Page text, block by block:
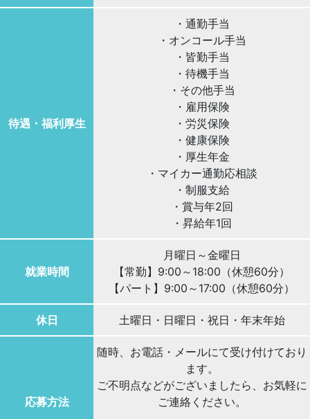
待遇・福利厚生
・通勤手当
・オンコール手当
・皆勤手当
・待機手当
・その他手当
・雇用保険
・労災保険
・健康保険
・厚生年金
・マイカー通勤応相談
・制服支給
・賞与年2回
・昇給年1回
就業時間
月曜日～金曜日
【常勤】9:00～18:00（休憩60分）
【パート】9:00～17:00（休憩60分）
休日 土曜日・日曜日・祝日・年末年始
応募方法
随時、お電話・メールにて受け付けており
ます。
ご不明点などがございましたら、お気軽に
ご連絡ください。